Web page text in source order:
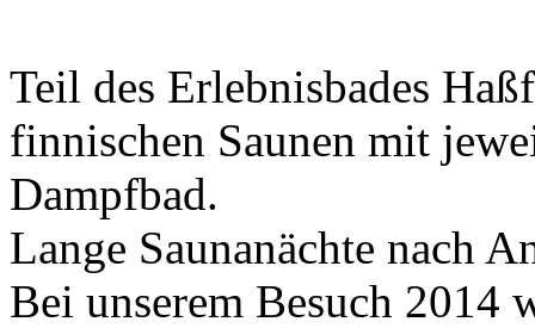
Teil des Erlebnisbades
finnischen Saunen mit
Dampfbad.
Lange Saunanächte nach
Bei unserem Besuch 2014